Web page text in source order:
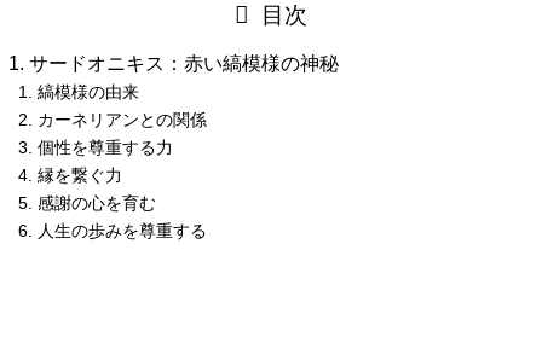
目次
サードオニキス：赤い縞模様の神秘
縞模様の由来
カーネリアンとの関係
個性を尊重する力
縁を繋ぐ力
感謝の心を育む
人生の歩みを尊重する